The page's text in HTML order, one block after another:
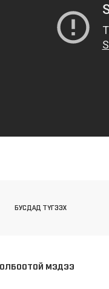
БУСДАД ТҮГЭЭХ
МЭДЭЭ